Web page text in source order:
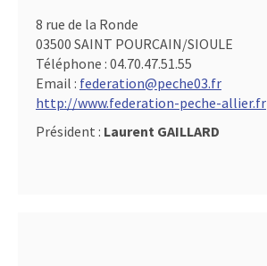
8 rue de la Ronde
03500 SAINT POURCAIN/SIOULE
Téléphone : 04.70.47.51.55
Email : federation@peche03.fr
http://www.federation-peche-allier.fr
Président : Laurent GAILLARD